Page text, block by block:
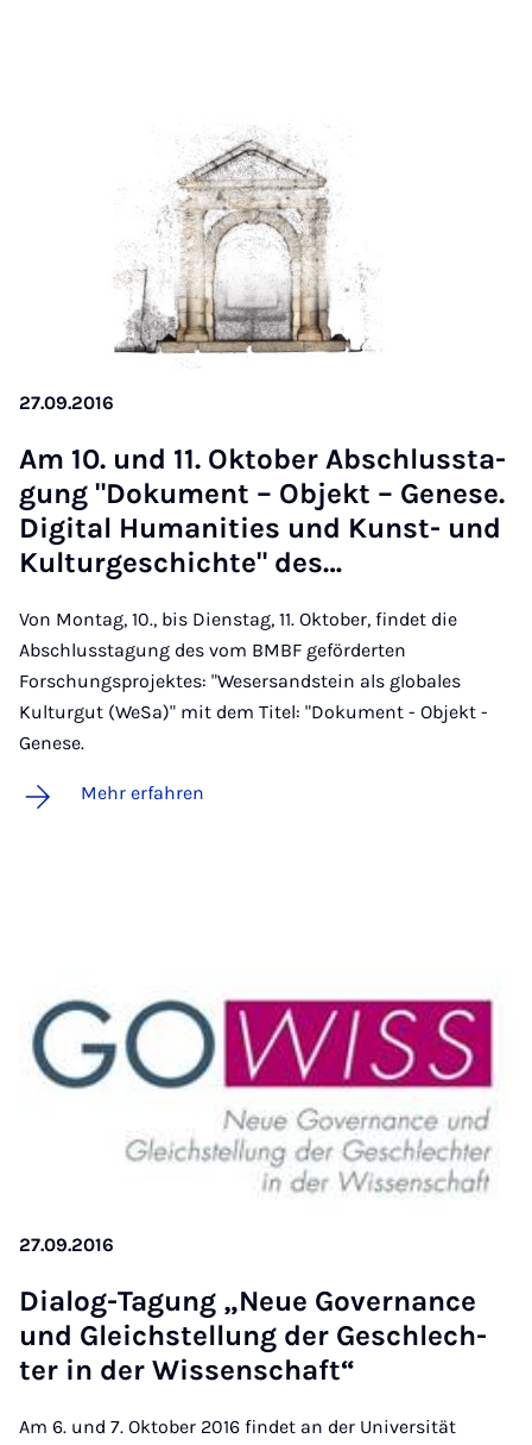
27.09.2016
Am 10. und 11. Ok­to­ber Ab­schluss­ta­
gung "Do­ku­ment – Ob­jekt – Ge­ne­se.
Di­gi­tal Hu­ma­ni­ties und Kunst- und
Kul­tur­ge­schich­te" des…
Von Montag, 10., bis Dienstag, 11. Oktober, findet die
Abschlusstagung des vom BMBF geförderten
Forschungsprojektes: "Wesersandstein als globales
Kulturgut (WeSa)" mit dem Titel: "Dokument - Objekt -
Genese.
Mehr erfahren
27.09.2016
Di­a­log-Ta­gung „Neue Go­ver­nance
und Gleich­stel­lung der Ge­schlech­
ter in der Wis­sen­schaft“
Am 6. und 7. Oktober 2016 findet an der Universität